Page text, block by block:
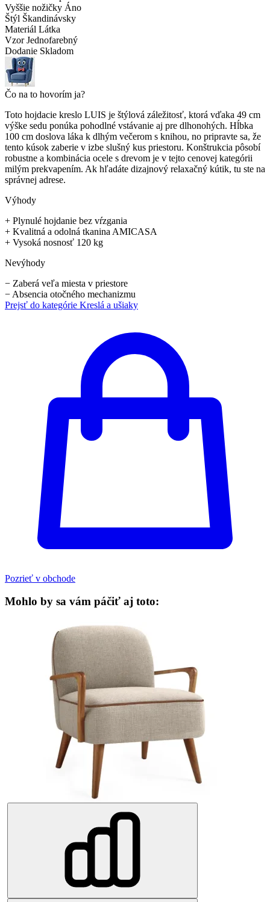
Vyššie nožičky Áno
Štýl Škandinávsky
Materiál Látka
Vzor Jednofarebný
Dodanie Skladom
Čo na to hovorím ja?
Toto hojdacie kreslo LUIS je štýlová záležitosť, ktorá vďaka 49 cm
výške sedu ponúka pohodlné vstávanie aj pre dlhonohých. Hĺbka
100 cm doslova láka k dlhým večerom s knihou, no pripravte sa, že
tento kúsok zaberie v izbe slušný kus priestoru. Konštrukcia pôsobí
robustne a kombinácia ocele s drevom je v tejto cenovej kategórii
milým prekvapením. Ak hľadáte dizajnový relaxačný kútik, tu ste na
správnej adrese.
Výhody
+ Plynulé hojdanie bez vŕzgania
+ Kvalitná a odolná tkanina AMICASA
+ Vysoká nosnosť 120 kg
Nevýhody
− Zaberá veľa miesta v priestore
− Absencia otočného mechanizmu
Prejsť do kategórie Kreslá a ušiaky
Pozrieť v obchode
Mohlo by sa vám páčiť aj toto: